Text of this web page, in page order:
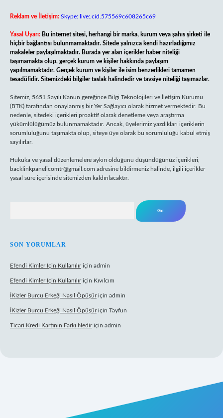
Reklam ve İletişim: Skype: live:.cid.575569c608265c69
Yasal Uyarı: Bu internet sitesi, herhangi bir marka, kurum veya şahıs şirketi ile
hiçbir bağlantısı bulunmamaktadır. Sitede yalnızca kendi hazırladığımız
makaleler paylaşılmaktadır. Burada yer alan içerikler haber niteliği
taşımamakta olup, gerçek kurum ve kişiler hakkında paylaşım
yapılmamaktadır. Gerçek kurum ve kişiler ile isim benzerlikleri tamamen
tesadüfidir. Sitemizdeki bilgiler taslak halindedir ve tavsiye niteliği taşımazlar.
Sitemiz, 5651 Sayılı Kanun gereğince Bilgi Teknolojileri ve İletişim Kurumu
(BTK) tarafından onaylanmış bir Yer Sağlayıcı olarak hizmet vermektedir. Bu
nedenle, sitedeki içerikleri proaktif olarak denetleme veya araştırma
yükümlülüğümüz bulunmamaktadır. Ancak, üyelerimiz yazdıkları içeriklerin
sorumluluğunu taşımakta olup, siteye üye olarak bu sorumluluğu kabul etmiş
sayılırlar.
Hukuka ve yasal düzenlemelere aykırı olduğunu düşündüğünüz içerikleri,
backlinkpanelicomtr@gmail.com adresine bildirmeniz halinde, ilgili içerikler
yasal süre içerisinde sitemizden kaldırılacaktır.
SON YORUMLAR
Efendi Kimler Için Kullanılıriçin admin
Efendi Kimler Için Kullanılıriçin Kıvılcım
İKizler Burcu Erkeği Nasıl Öpüşüriçin admin
İKizler Burcu Erkeği Nasıl Öpüşüriçin Tayfun
Ticari Kredi Kartının Farkı Nediriçin admin